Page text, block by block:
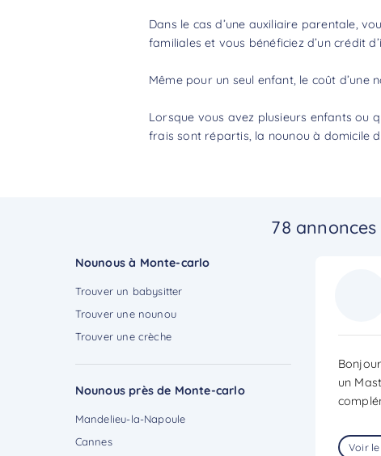
Dans le cas d’une auxiliaire parentale,
familiales et vous bénéficiez d’un crédit
Même pour un seul enfant, le coût d’une
Lorsque vous avez plusieurs enfants ou
frais sont répartis, la nounou à domicile
78
Nounous à Monte-carlo
Trouver un babysitter
Trouver une nounou
Trouver une crèche
Nounous près de Monte-carlo
Mandelieu-la-Napoule
Cannes
un
Voir